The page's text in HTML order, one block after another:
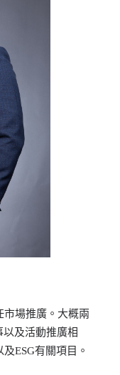
市場推廣。大概兩
及活動推廣相
ESG有關項目。